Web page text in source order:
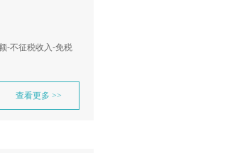
-不征税收入-免税
查看更多 >>